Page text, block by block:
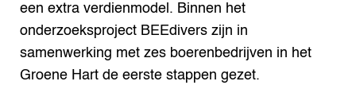
een extra verdienmodel. Binnen het
onderzoeksproject BEEdivers zijn in
samenwerking met zes boerenbedrijven in het
Groene Hart de eerste stappen gezet.